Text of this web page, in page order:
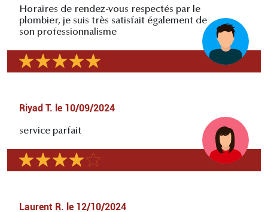
Horaires de rendez-vous respectés par le
plombier, je suis très satisfait également de
son professionnalisme
Riyad T. le 10/09/2024
service parfait
Laurent R. le 12/10/2024